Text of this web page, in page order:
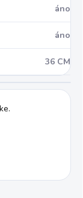
áno
áno
36 CM